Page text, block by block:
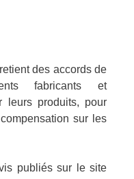
des accords de
fabricants et
leurs produits, pour
sur les
publiés sur le site